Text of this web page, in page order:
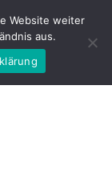
Website weiter
aus.